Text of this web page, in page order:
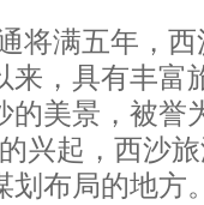
将满五年，
来，具有丰富
的美景，被誉
兴起，西沙
布局的地方